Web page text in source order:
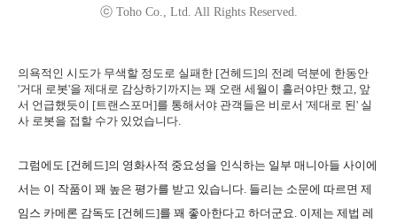
ⓒ Toho Co., Ltd. All Rights Reserved.
의욕적인 시도가 무색할 정도로 실패한 [건헤드]의 전례 덕분에 한동안
'거대 로봇'을 제대로 감상하기까지는 꽤 오랜 세월이 흘러야만 했고, 앞
서 언급했듯이 [트랜스포머]를 통해서야 관객들은 비로서 '제대로 된' 실
사 로봇을 접할 수가 있었습니다.
그럼에도 [건헤드]의 영화사적 중요성을 인식하는 일부 매니아들 사이에
서는 이 작품이 꽤 높은 평가를 받고 있습니다. 들리는 소문에 따르면 제
임스 카메론 감독도 [건헤드]를 꽤 좋아한다고 하더군요. 이제는 제법 레